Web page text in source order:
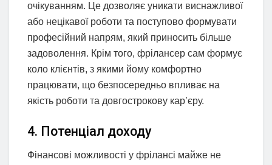
очікуванням. Це дозволяє уникати виснажливої
або нецікавої роботи та поступово формувати
професійний напрям, який приносить більше
задоволення. Крім того, фрілансер сам формує
коло клієнтів, з якими йому комфортно
працювати, що безпосередньо впливає на
якість роботи та довгострокову кар’єру.
4. Потенціал доходу
Фінансові можливості у фрілансі майже не